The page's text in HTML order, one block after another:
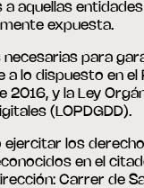
aquellas
expuesta.
para
lo dispuesto en
2016, y la Ley
(LOPDGDD).
los
en el
Carrer de